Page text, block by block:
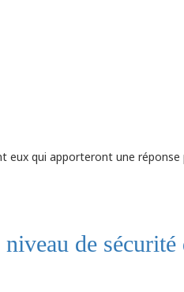
eux qui apporteront une réponse
de sécurité